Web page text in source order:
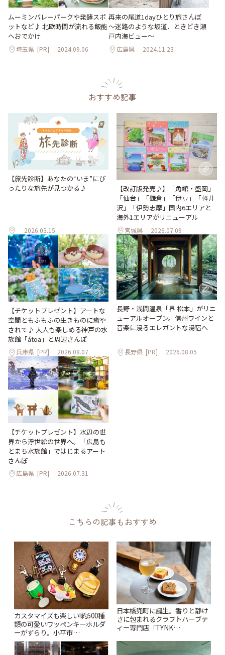
ムーミンバレーパークや発酵スポ
ットなど♪ 北欧時間が流れる飯能
へおでかけ
埼玉県 [PR] 2024.09.06
再来の尾道1dayひとり旅さんぽ
～迷路のような坂道、ときどき瀬
戸内海ビュー～
広島県 2024.11.23
おすすめ記事
【旅先診断】あなたの“いま”にぴ
ったりな旅先が見つかる♪
2026.05.15
【改訂版発売♪】「角館・盛岡」
「仙台」「鎌倉」「伊豆」「軽井
沢」「伊勢志摩」国内6エリアと
海外1エリアがリニューアル
宮城県 2026.07.09
【チケットプレゼント】アートな
空間ともふもふの生きものに癒や
されて♪ 大人も楽しめる神戸の水
族館「átoa」と周辺さんぽ
兵庫県 [PR] 2026.08.07
長野・浅間温泉「界 松本」がリニ
ューアルオープン。信州ワインと
音楽に浸るエレガントな湯宿へ
長野県 [PR] 2026.08.05
【チケットプレゼント】水辺の世
界から浮世絵の世界へ。「広島も
とまち水族館」ではじまるアート
さんぽ
広島県 [PR] 2026.07.31
こちらの記事もおすすめ
カスタマイズも楽しい!約500種
類の可愛いワッペンキーホルダ
ーがずらり。小平市
「Kimamaya T&K」 | ことりっ
ぷ
日本橋兜町に誕生。香りと静け
さに包まれるクラフトハーブテ
ィー専門店「TYNK